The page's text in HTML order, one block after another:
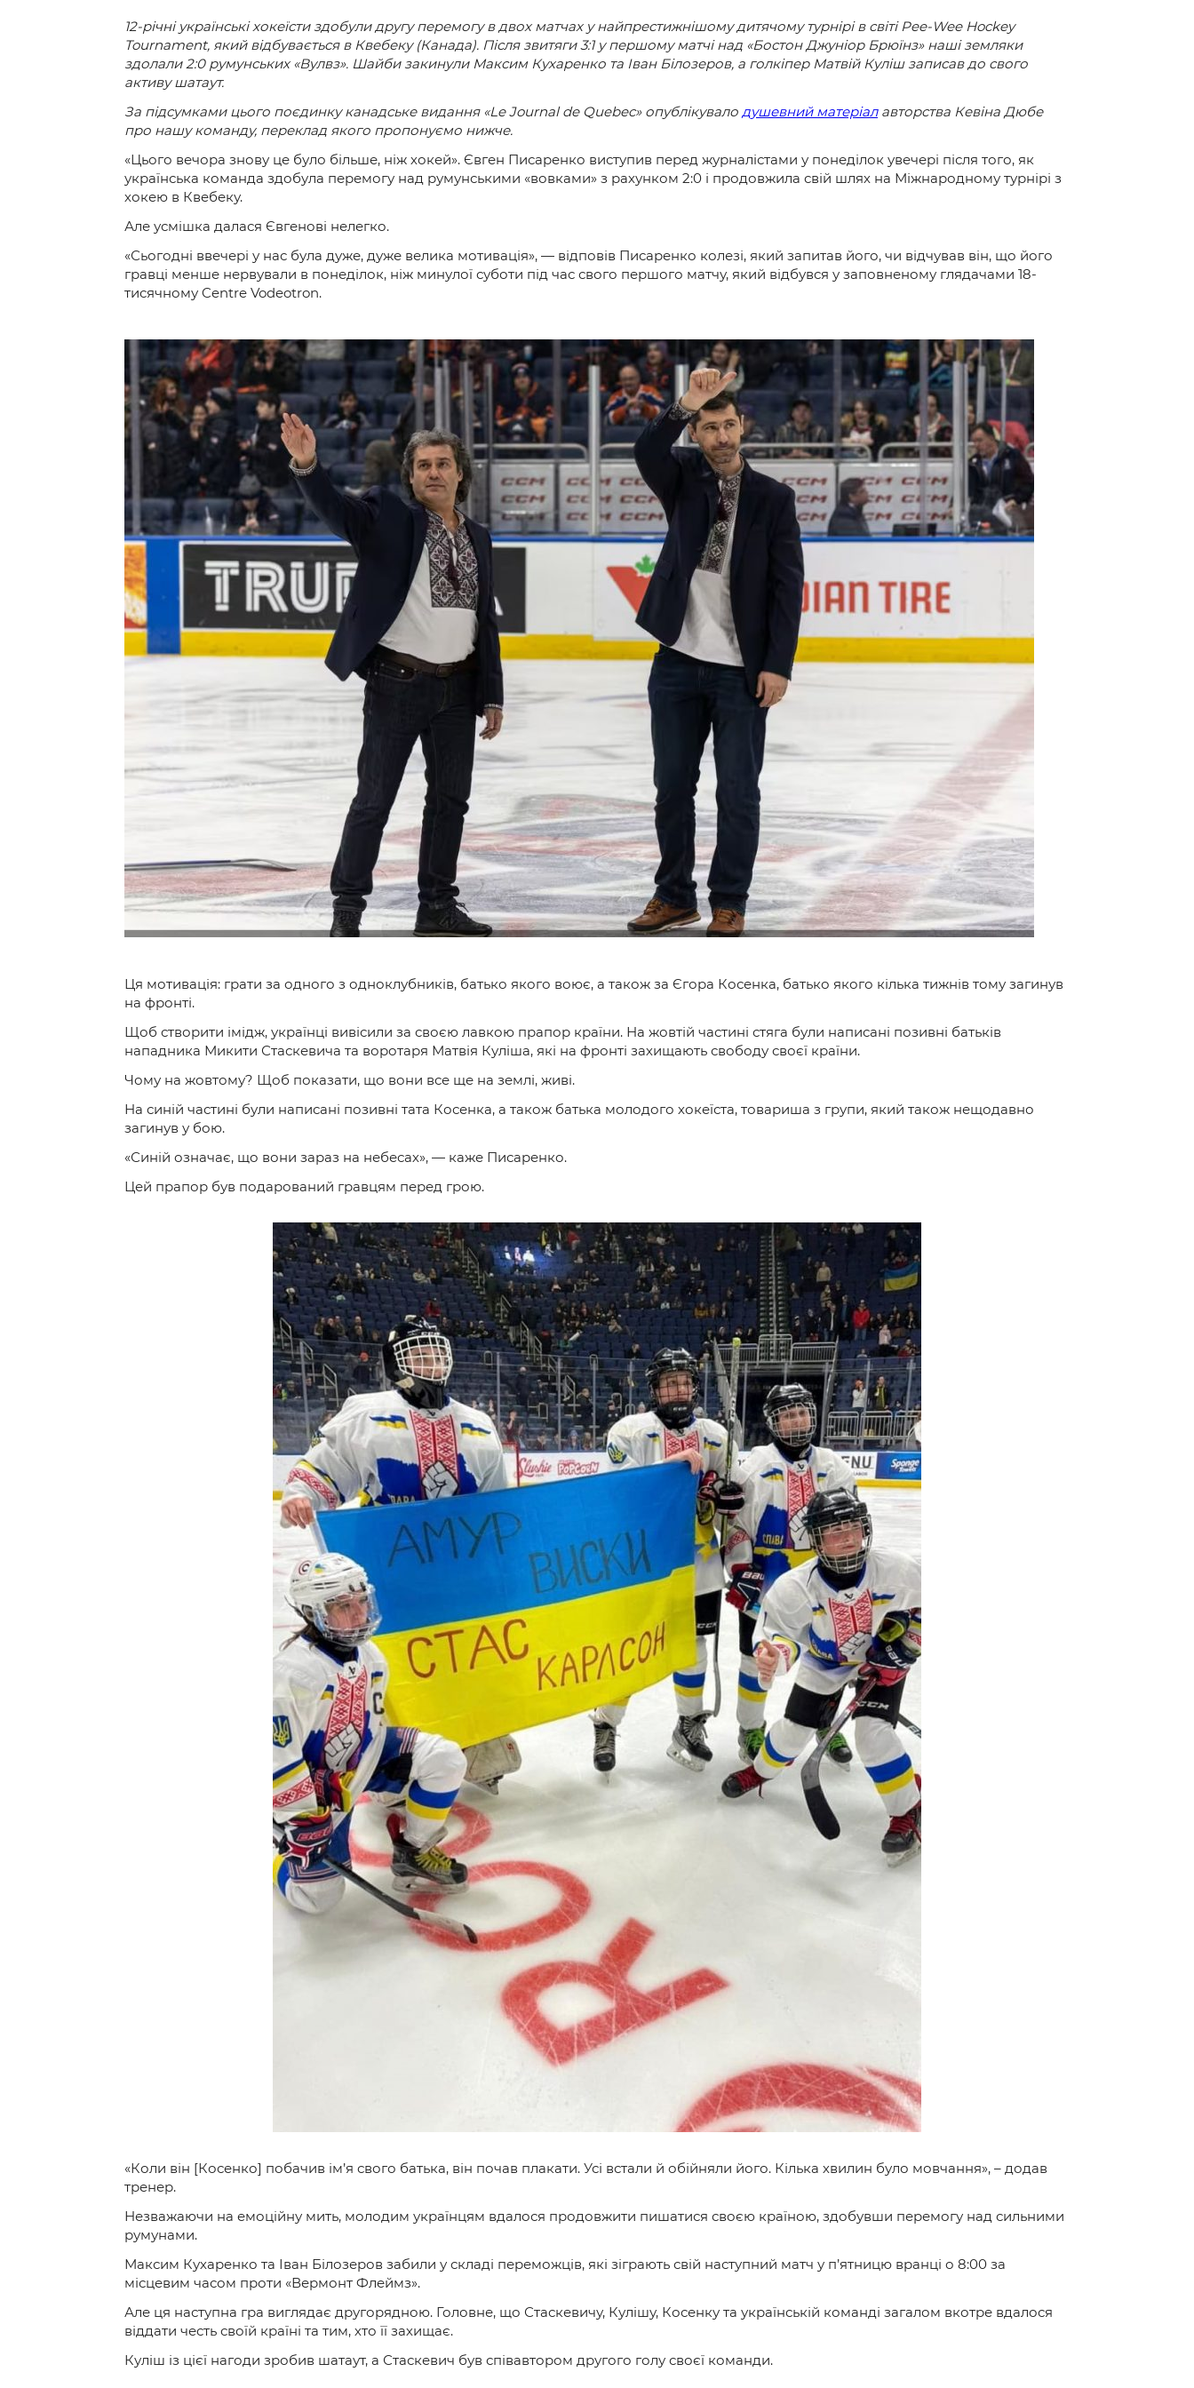
12-річні українські хокеїсти здобули другу перемогу в двох матчах у найпрестижнішому дитячому турнірі в світі Pee-Wee Hockey
Tournament, який відбувається в Квебеку (Канада). Після звитяги 3:1 у першому матчі над «Бостон Джуніор Брюїнз» наші земляки
здолали 2:0 румунських «Вулвз». Шайби закинули Максим Кухаренко та Іван Білозеров, а голкіпер Матвій Куліш записав до свого
активу шатаут.
За підсумками цього поєдинку канадське видання «Le Journal de Quebec» опублікувало душевний матеріалавторства Кевіна Дюбе
про нашу команду, переклад якого пропонуємо нижче.
«Цього вечора знову це було більше, ніж хокей». Євген Писаренко виступив перед журналістами у понеділок увечері після того, як
українська команда здобула перемогу над румунськими «вовками» з рахунком 2:0 і продовжила свій шлях на Міжнародному турнірі з
хокею в Квебеку.
Але усмішка далася Євгенові нелегко.
«Сьогодні ввечері у нас була дуже, дуже велика мотивація», — відповів Писаренко колезі, який запитав його, чи відчував він, що його
гравці менше нервували в понеділок, ніж минулої суботи під час свого першого матчу, який відбувся у заповненому глядачами 18-
тисячному Centre Vodeotron.
Ця мотивація: грати за одного з одноклубників, батько якого воює, а також за Єгора Косенка, батько якого кілька тижнів тому загинув
на фронті.
Щоб створити імідж, українці вивісили за своєю лавкою прапор країни. На жовтій частині стяга були написані позивні батьків
нападника Микити Стаскевича та воротаря Матвія Куліша, які на фронті захищають свободу своєї країни.
Чому на жовтому? Щоб показати, що вони все ще на землі, живі.
На синій частині були написані позивні тата Косенка, а також батька молодого хокеїста, товариша з групи, який також нещодавно
загинув у бою.
«Синій означає, що вони зараз на небесах», — каже Писаренко.
Цей прапор був подарований гравцям перед грою.
«Коли він [Косенко] побачив ім’я свого батька, він почав плакати. Усі встали й обійняли його. Кілька хвилин було мовчання», – додав
тренер.
Незважаючи на емоційну мить, молодим українцям вдалося продовжити пишатися своєю країною, здобувши перемогу над сильними
румунами.
Максим Кухаренко та Іван Білозеров забили у складі переможців, які зіграють свій наступний матч у п’ятницю вранці о 8:00 за
місцевим часом проти «Вермонт Флеймз».
Але ця наступна гра виглядає другорядною. Головне, що Стаскевичу, Кулішу, Косенку та українській команді загалом вкотре вдалося
віддати честь своїй країні та тим, хто її захищає.
Куліш із цієї нагоди зробив шатаут, а Стаскевич був співавтором другого голу своєї команди.